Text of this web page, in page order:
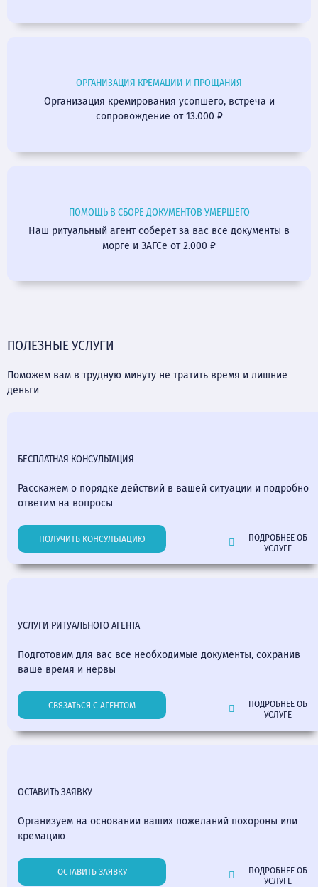
ОРГАНИЗАЦИЯ КРЕМАЦИИ И ПРОЩАНИЯ
Организация кремирования усопшего, встреча и
сопровождение от 13.000 ₽
ПОМОЩЬ В СБОРЕ ДОКУМЕНТОВ УМЕРШЕГО
Наш ритуальный агент соберет за вас все документы в
морге и ЗАГСе от 2.000 ₽
ПОЛЕЗНЫЕ УСЛУГИ
Поможем вам в трудную минуту не тратить время и лишние
деньги
БЕСПЛАТНАЯ КОНСУЛЬТАЦИЯ
Расскажем о порядке действий в вашей ситуации и подробно
ответим на вопросы
ПОЛУЧИТЬ КОНСУЛЬТАЦИЮ
ПОДРОБНЕЕ ОБ
УСЛУГЕ
УСЛУГИ РИТУАЛЬНОГО АГЕНТА
Подготовим для вас все необходимые документы, сохранив
ваше время и нервы
СВЯЗАТЬСЯ С АГЕНТОМ
ПОДРОБНЕЕ ОБ
УСЛУГЕ
ОСТАВИТЬ ЗАЯВКУ
Организуем на основании ваших пожеланий похороны или
кремацию
ОСТАВИТЬ ЗАЯВКУ
ПОДРОБНЕЕ ОБ
УСЛУГЕ